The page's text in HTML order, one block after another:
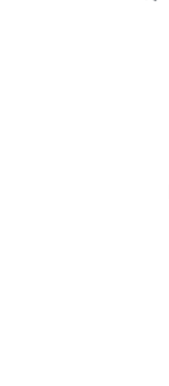
Красота и
Сервисы по
Сетевой
УСЛУГИ